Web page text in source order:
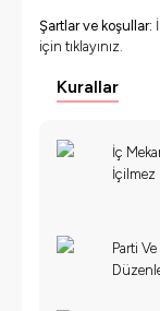
Şartlar ve koşullar:
için tıklayınız.
Kurallar
İç
İçilmez
Parti